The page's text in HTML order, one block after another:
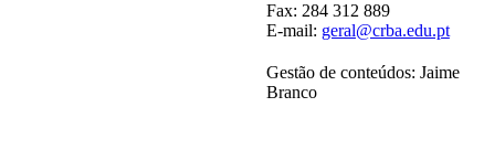
Fax: 284 312 889
E-mail: geral@crba.edu.pt
Gestão de conteúdos: Jaime
Branco